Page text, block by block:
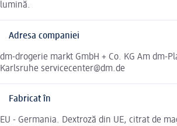
lumină.
Adresa companiei
dm-drogerie markt GmbH + Co. KG Am dm-
Karlsruhe servicecenter@dm.de
Fabricat în
EU - Germania. Dextroză din UE, citrat de